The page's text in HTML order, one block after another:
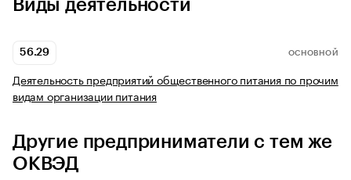
Виды деятельности
56.29 ОСНОВНОЙ
Деятельность предприятий общественного питания по прочим
видам организации питания
Другие предприниматели с тем же
ОКВЭД